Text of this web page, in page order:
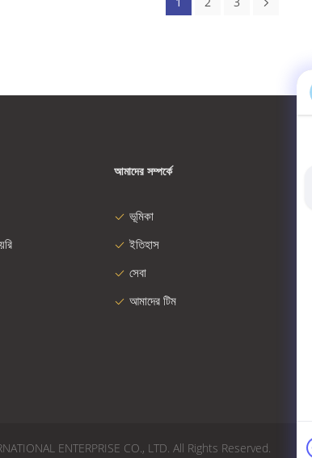
আমাদের সম্পর্কে
ভূমিকা
ইতিহাস
সেবা
আমাদের টিম
ENTERPRISE CO., LTD. All Rights Reserved.